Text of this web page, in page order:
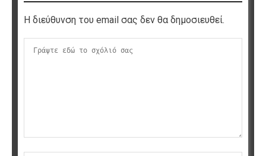
Η διεύθυνση του email σας δεν θα δημοσιευθεί.